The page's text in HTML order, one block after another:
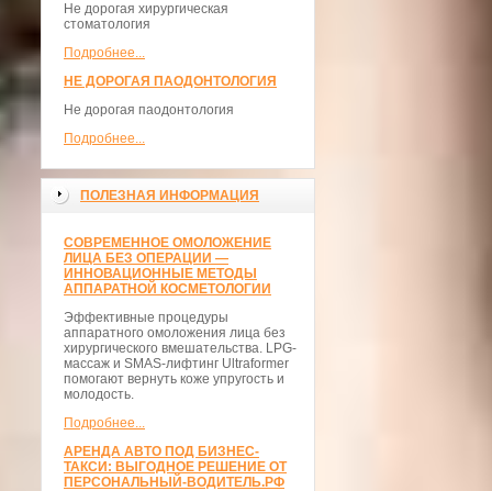
Не дорогая хирургическая
стоматология
Подробнее...
НЕ ДОРОГАЯ ПАОДОНТОЛОГИЯ
Не дорогая паодонтология
Подробнее...
ПОЛЕЗНАЯ ИНФОРМАЦИЯ
СОВРЕМЕННОЕ ОМОЛОЖЕНИЕ
ЛИЦА БЕЗ ОПЕРАЦИИ —
ИННОВАЦИОННЫЕ МЕТОДЫ
АППАРАТНОЙ КОСМЕТОЛОГИИ
Эффективные процедуры
аппаратного омоложения лица без
хирургического вмешательства. LPG-
массаж и SMAS-лифтинг Ultraformer
помогают вернуть коже упругость и
молодость.
Подробнее...
АРЕНДА АВТО ПОД БИЗНЕС-
ТАКСИ: ВЫГОДНОЕ РЕШЕНИЕ ОТ
ПЕРСОНАЛЬНЫЙ-ВОДИТЕЛЬ.РФ